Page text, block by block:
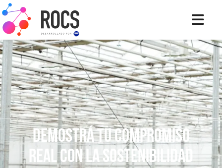
Demostrá tu compromiso
real con la sostenibilidad